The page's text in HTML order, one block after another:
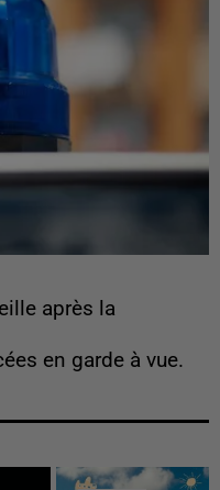
après la
en garde à vue.